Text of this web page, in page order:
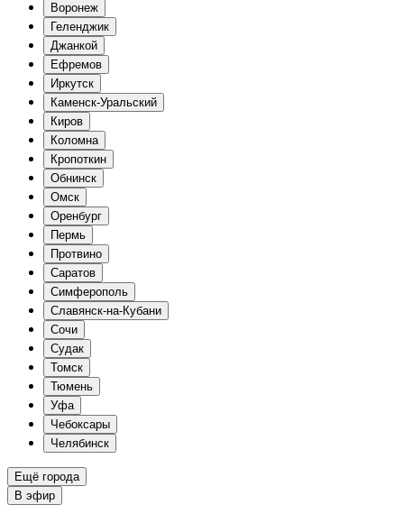
Воронеж
Геленджик
Джанкой
Ефремов
Иркутск
Каменск-Уральский
Киров
Коломна
Кропоткин
Обнинск
Омск
Оренбург
Пермь
Протвино
Саратов
Симферополь
Славянск-на-Кубани
Сочи
Судак
Томск
Тюмень
Уфа
Чебоксары
Челябинск
Ещё города
В эфир